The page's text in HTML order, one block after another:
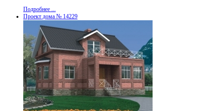
Подробнее ...
Проект дома № 14229